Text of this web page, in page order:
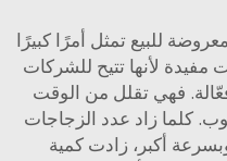
للبيع تمثل أمرًا كبيرًا
لأنها تتيح للشركات
فهي تقلل من الوقت
زاد عدد الزجاجات
أكبر، زادت كمية